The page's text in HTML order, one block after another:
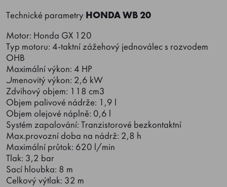
Technické parametry HONDA WB 20
Motor: Honda GX 120
Typ motoru: 4-taktní zážehový jednoválec s rozvodem
OHB
Maximální výkon: 4 HP
Jmenovitý výkon: 2,6 kW
Zdvihový objem: 118 cm3
Objem palivové nádrže: 1,9 l
Objem olejové náplně: 0,6 l
Systém zapalování: Tranzistorové bezkontaktní
Max.provozní doba na nádrž: 2,8 h
Maximální průtok: 620 l/min
Tlak: 3,2 bar
Sací hloubka: 8 m
Celkový výtlak: 32 m